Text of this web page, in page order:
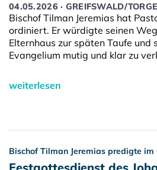
04.05.2026 · GREIFSWALD/
Bischof Tilman Jeremias hat
ordiniert. Er würdigte seinen
Elternhaus zur späten Taufe und
Evangelium mutig und klar zu
weiterlesen
Bischof Tilman Jeremias predigte im